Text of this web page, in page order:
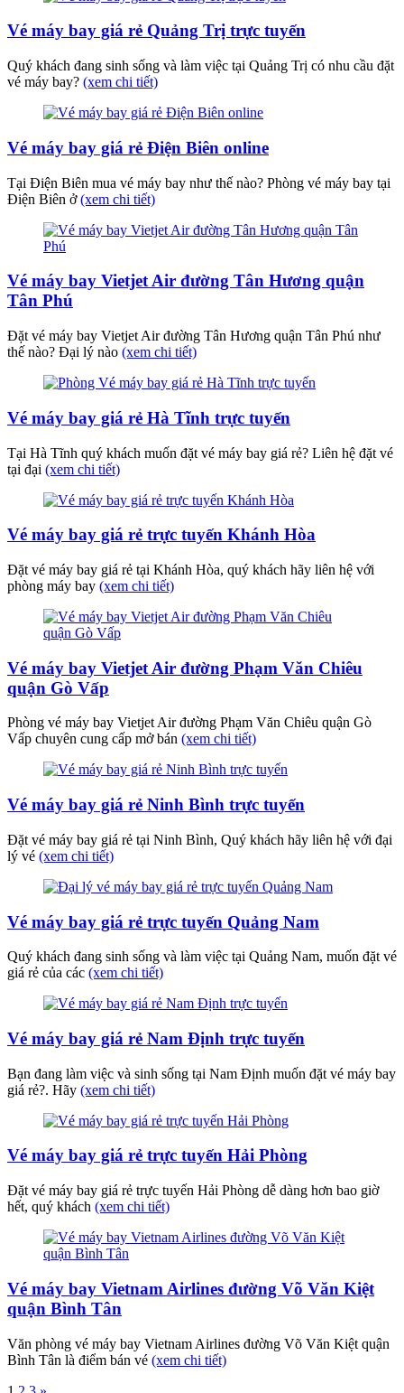
Vé máy bay giá rẻ Quảng Trị trực tuyến
Quý khách đang sinh sống và làm việc tại Quảng Trị có nhu cầu đặt
vé máy bay? (xem chi tiết)
Vé máy bay giá rẻ Điện Biên online
Tại Điện Biên mua vé máy bay như thế nào? Phòng vé máy bay tại
Điện Biên ở(xem chi tiết)
Vé máy bay Vietjet Air đường Tân Hương quận
Tân Phú
Đặt vé máy bay Vietjet Air đường Tân Hương quận Tân Phú như
thế nào? Đại lý nào (xem chi tiết)
Vé máy bay giá rẻ Hà Tĩnh trực tuyến
Tại Hà Tĩnh quý khách muốn đặt vé máy bay giá rẻ? Liên hệ đặt vé
tại đại (xem chi tiết)
Vé máy bay giá rẻ trực tuyến Khánh Hòa
Đặt vé máy bay giá rẻ tại Khánh Hòa, quý khách hãy liên hệ với
phòng máy bay (xem chi tiết)
Vé máy bay Vietjet Air đường Phạm Văn Chiêu
quận Gò Vấp
Phòng vé máy bay Vietjet Air đường Phạm Văn Chiêu quận Gò
Vấp chuyên cung cấp mở bán (xem chi tiết)
Vé máy bay giá rẻ Ninh Bình trực tuyến
Đặt vé máy bay giá rẻ tại Ninh Bình, Quý khách hãy liên hệ với đại
lý vé (xem chi tiết)
Vé máy bay giá rẻ trực tuyến Quảng Nam
Quý khách đang sinh sống và làm việc tại Quảng Nam, muốn đặt vé
giá rẻ của các (xem chi tiết)
Vé máy bay giá rẻ Nam Định trực tuyến
Bạn đang làm việc và sinh sống tại Nam Định muốn đặt vé máy bay
giá rẻ?. Hãy (xem chi tiết)
Vé máy bay giá rẻ trực tuyến Hải Phòng
Đặt vé máy bay giá rẻ trực tuyến Hải Phòng dễ dàng hơn bao giờ
hết, quý khách (xem chi tiết)
Vé máy bay Vietnam Airlines đường Võ Văn Kiệt
quận Bình Tân
Văn phòng vé máy bay Vietnam Airlines đường Võ Văn Kiệt quận
Bình Tân là điểm bán vé (xem chi tiết)